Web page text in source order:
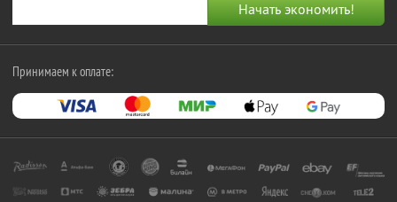
Принимаем к оплате: